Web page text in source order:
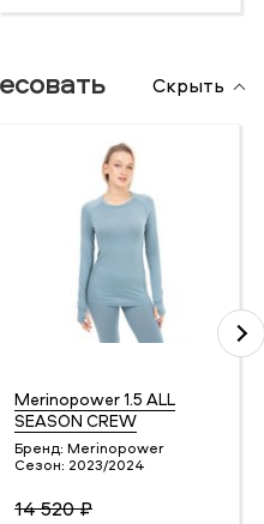
Скрыть
Merinopower 1.5 ALL
SEASON CREW
Бренд: Merinopower
Сезон: 2023/2024
14 520 ₽